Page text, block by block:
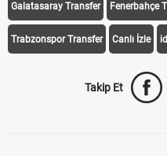
Galatasaray Transfer Fenerbahçe
Trabzonspor Transfer Canlı İzle
Takip Et